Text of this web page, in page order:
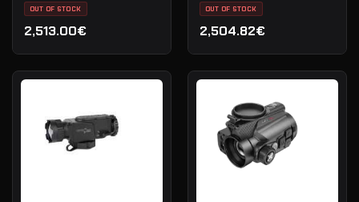
OUT OF STOCK
2,513.00€
OUT OF STOCK
2,504.82€